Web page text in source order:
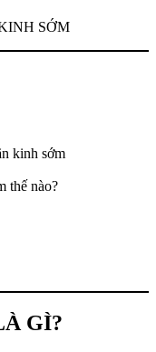
kinh sớm
thế nào?
GÌ?